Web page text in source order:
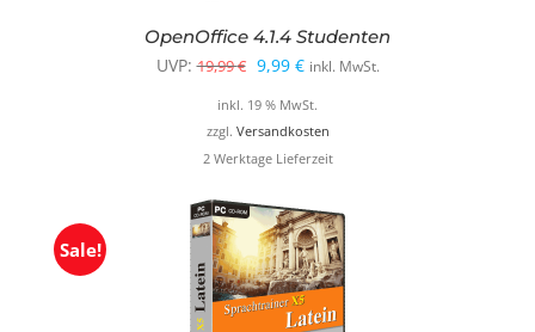
OpenOffice 4.1.4 Studenten
UVP: 19,99€ Ursprünglicher
Preis
war:
19,99 €
9,99 €Aktueller
Preis
ist:
9,99 €.
inkl. MwSt.
inkl. 19 % MwSt.
zzgl. Versandkosten
2 Werktage Lieferzeit
Sale!